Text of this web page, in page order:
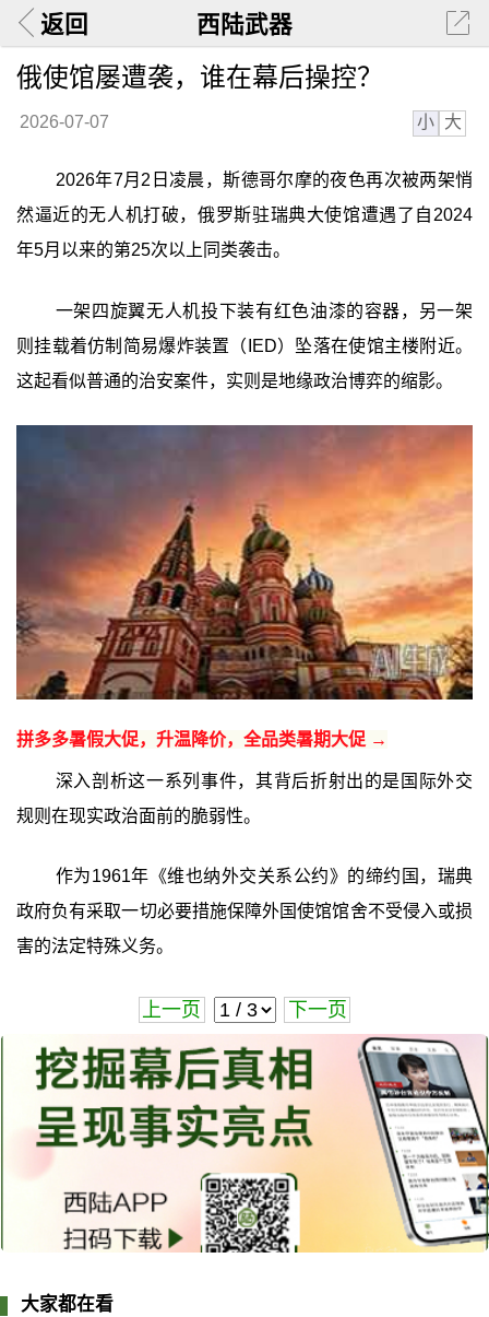
返回 西陆武器
俄使馆屡遭袭，谁在幕后操控？
2026-07-07 小 大
2026年7月2日凌晨，斯德哥尔摩的夜色再次被两架悄
然逼近的无人机打破，俄罗斯驻瑞典大使馆遭遇了自2024
年5月以来的第25次以上同类袭击。
一架四旋翼无人机投下装有红色油漆的容器，另一架
则挂载着仿制简易爆炸装置（IED）坠落在使馆主楼附近。
这起看似普通的治安案件，实则是地缘政治博弈的缩影。
拼多多暑假大促，升温降价，全品类暑期大促 →
深入剖析这一系列事件，其背后折射出的是国际外交
规则在现实政治面前的脆弱性。
作为1961年《维也纳外交关系公约》的缔约国，瑞典
政府负有采取一切必要措施保障外国使馆馆舍不受侵入或损
害的法定特殊义务。
上一页 下一页
大家都在看